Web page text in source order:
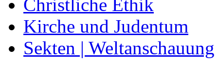
Christliche Ethik
Kirche und Judentum
Sekten | Weltanschauung